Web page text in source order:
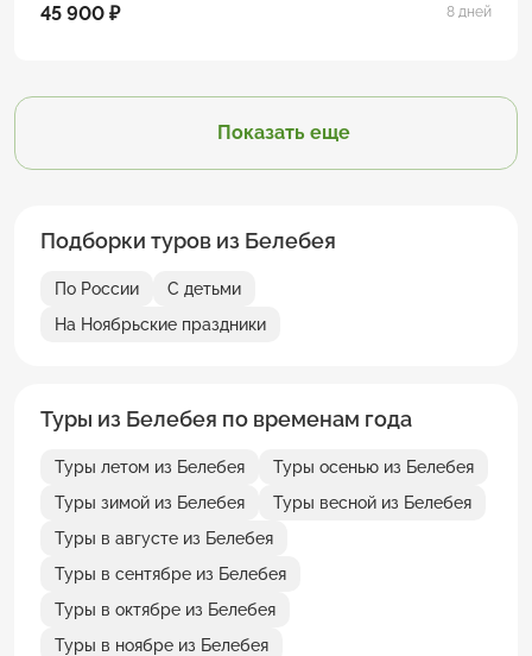
45 900 ₽ 8 дней
Показать еще
Подборки туров из Белебея
По России
С детьми
На Ноябрьские праздники
Туры из Белебея по временам года
Туры летом из Белебея
Туры осенью из Белебея
Туры зимой из Белебея
Туры весной из Белебея
Туры в августе из Белебея
Туры в сентябре из Белебея
Туры в октябре из Белебея
Туры в ноябре из Белебея